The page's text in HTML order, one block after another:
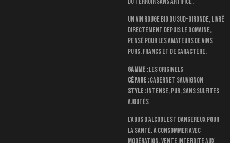
Un vin rouge bio du Sud-Gironde, livré
directement depuis le domaine,
pensé pour les amateurs de vins
purs, francs et de caractère.
Gamme :Les Originels
Cépage :Cabernet Sauvignon
Style :intense, pur, sans sulfites
ajoutés
L’abus d’alcool est dangereux pour
la santé. À consommer avec
modération. Vente interdite aux